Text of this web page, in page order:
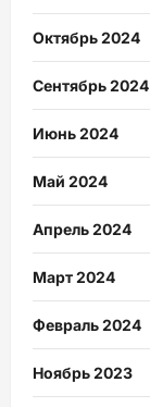
Октябрь 2024
Сентябрь 2024
Июнь 2024
Май 2024
Апрель 2024
Март 2024
Февраль 2024
Ноябрь 2023